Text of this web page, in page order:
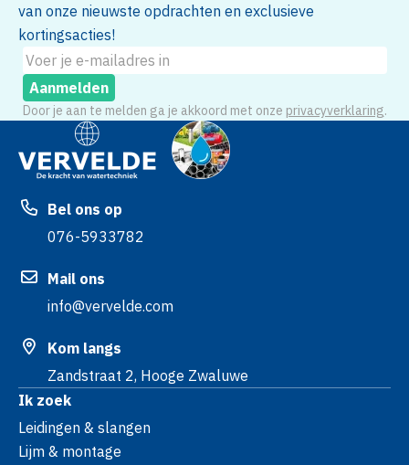
van onze nieuwste opdrachten en exclusieve
kortingsacties!
Aanmelden
Door je aan te melden ga je akkoord met onze privacyverklaring.
Bel ons op
076-5933782
Mail ons
info@vervelde.com
Kom langs
Zandstraat 2, Hooge Zwaluwe
Ik zoek
Leidingen & slangen
Lijm & montage